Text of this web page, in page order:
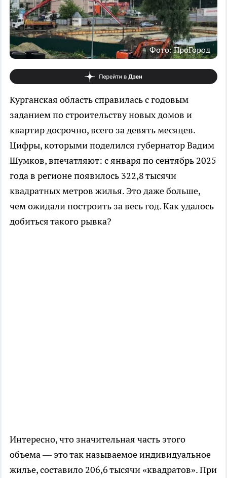
Фото: ПроГород
Курганская область справилась с годовым
заданием по строительству новых домов и
квартир досрочно, всего за девять месяцев.
Цифры, которыми поделился губернатор Вадим
Шумков, впечатляют: с января по сентябрь 2025
года в регионе появилось 322,8 тысячи
квадратных метров жилья. Это даже больше,
чем ожидали построить за весь год. Как удалось
добиться такого рывка?
Интересно, что значительная часть этого
объема — это так называемое индивидуальное
жилье, составило 206,6 тысячи «квадратов». При